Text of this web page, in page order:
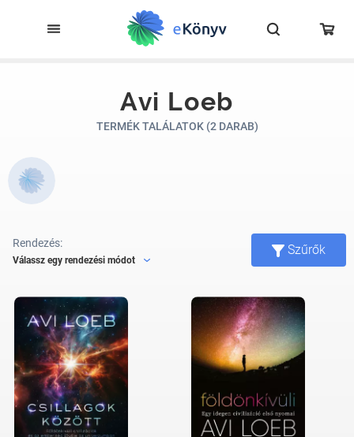
Avi Loeb
TERMÉK TALÁLATOK (2 DARAB)
Rendezés:
Válassz egy rendezési módot
Szűrők